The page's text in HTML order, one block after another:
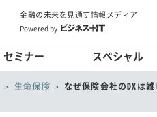
金融の未来を見通す情報メディア
Powered by
セミナー スペシャル
生命保険 なぜ保険会社のDXは